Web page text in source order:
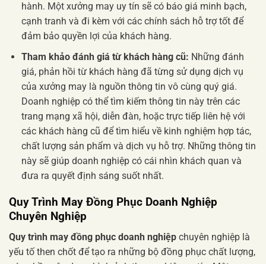
hành. Một xưởng may uy tín sẽ có báo giá minh bạch,
cạnh tranh và đi kèm với các chính sách hỗ trợ tốt để
đảm bảo quyền lợi của khách hàng.
Tham khảo đánh giá từ khách hàng cũ: Những đánh
giá, phản hồi từ khách hàng đã từng sử dụng dịch vụ
của xưởng may là nguồn thông tin vô cùng quý giá.
Doanh nghiệp có thể tìm kiếm thông tin này trên các
trang mạng xã hội, diễn đàn, hoặc trực tiếp liên hệ với
các khách hàng cũ để tìm hiểu về kinh nghiệm hợp tác,
chất lượng sản phẩm và dịch vụ hỗ trợ. Những thông tin
này sẽ giúp doanh nghiệp có cái nhìn khách quan và
đưa ra quyết định sáng suốt nhất.
Quy Trình May Đồng Phục Doanh Nghiệp
Chuyên Nghiệp
Quy trình may đồng phục doanh nghiệp chuyên nghiệp là
yếu tố then chốt để tạo ra những bộ đồng phục chất lượng,